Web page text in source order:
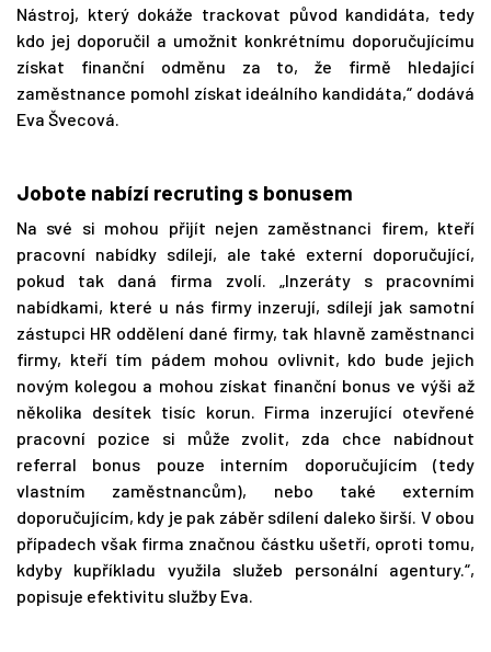
Nástroj, který dokáže trackovat původ kandidáta, tedy
kdo jej doporučil a umožnit konkrétnímu doporučujícímu
získat finanční odměnu za to, že firmě hledající
zaměstnance pomohl získat ideálního kandidáta,“ dodává
Eva Švecová.
Jobote nabízí recruting s bonusem
Na své si mohou přijít nejen zaměstnanci firem, kteří
pracovní nabídky sdílejí, ale také externí doporučující,
pokud tak daná firma zvolí. „Inzeráty s pracovními
nabídkami, které u nás firmy inzerují, sdílejí jak samotní
zástupci HR oddělení dané firmy, tak hlavně zaměstnanci
firmy, kteří tím pádem mohou ovlivnit, kdo bude jejich
novým kolegou a mohou získat finanční bonus ve výši až
několika desítek tisíc korun. Firma inzerující otevřené
pracovní pozice si může zvolit, zda chce nabídnout
referral bonus pouze interním doporučujícím (tedy
vlastním zaměstnancům), nebo také externím
doporučujícím, kdy je pak záběr sdílení daleko širší. V obou
případech však firma značnou částku ušetří, oproti tomu,
kdyby kupříkladu využila služeb personální agentury.“,
popisuje efektivitu služby Eva.